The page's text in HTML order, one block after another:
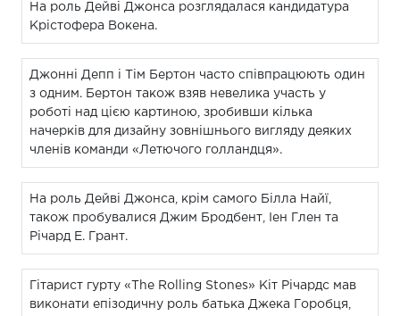
На роль Дейві Джонса розглядалася кандидатура
Крістофера Вокена.
Джонні Депп і Тім Бертон часто співпрацюють один
з одним. Бертон також взяв невелика участь у
роботі над цією картиною, зробивши кілька
начерків для дизайну зовнішнього вигляду деяких
членів команди «Летючого голландця».
На роль Дейві Джонса, крім самого Білла Найї,
також пробувалися Джим Бродбент, Іен Глен та
Річард Е. Грант.
Гітарист гурту «The Rolling Stones» Кіт Річардс мав
виконати епізодичну роль батька Джека Горобця,